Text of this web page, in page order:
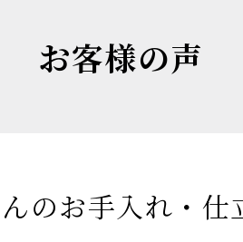
お客様の声
のお手入れ・仕